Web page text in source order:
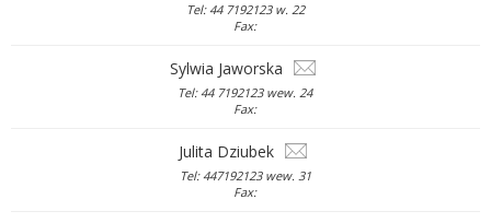
Tel: 44 7192123 w. 22
Fax:
Sylwia Jaworska
Tel: 44 7192123 wew. 24
Fax:
Julita Dziubek
Tel: 447192123 wew. 31
Fax: